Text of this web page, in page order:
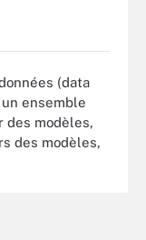
(data
ensemble
des modèles,
des modèles,